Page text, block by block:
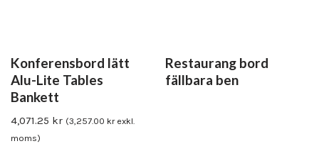
Konferensbord lätt
Alu-Lite Tables
Bankett
4,071.25 kr (3,257.00 krexkl.
moms)
Restaurang bord
fällbara ben